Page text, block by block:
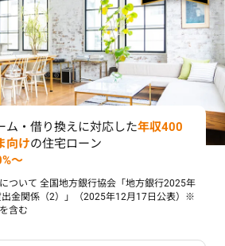
ム・借り換えに対応した年収400
向けの住宅ローン
～
ついて 全国地方銀行協会「地方銀行2025年
出金関係（2）」（2025年12月17日公表）※
含む